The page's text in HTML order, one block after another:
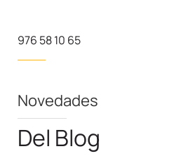
976 58 10 65
Novedades
Del Blog